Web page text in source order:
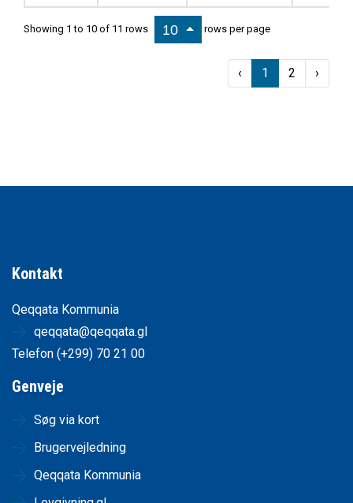
Showing 1 to 10 of 11 rows 10 rows per page
‹ 1 2 ›
Kontakt
Qeqqata Kommunia
qeqqata@qeqqata.gl
Telefon (+299) 70 21 00
Genveje
Søg via kort
Brugervejledning
Qeqqata Kommunia